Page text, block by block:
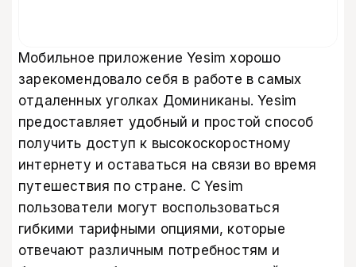
Мобильное приложение Yesim хорошо
зарекомендовало себя в работе в самых
отдаленных уголках Доминиканы. Yesim
предоставляет удобный и простой способ
получить доступ к высокоскоростному
интернету и оставаться на связи во время
путешествия по стране. С Yesim
пользователи могут воспользоваться
гибкими тарифными опциями, которые
отвечают различным потребностям и